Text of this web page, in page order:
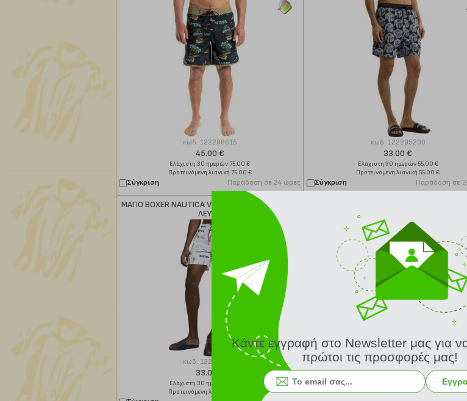
κωδ. 122296615
45.00 €
Ελάχιστη 30 ημερών 75.00 €
Προτεινόμενη λιανική 75.00 €
Σύγκριση Παράδοση σε 24 ώρες
κωδ. 122295200
33.00 €
Ελάχιστη 30 ημερών 55.00 €
Προτεινόμενη λιανική 55.00 €
Σύγκριση Παράδοση σε
ΜΑΓΙΟ BOXER NAUTICA VLADIMIR N1R02895 908
ΛΕΥΚΟ
κωδ. 122295061
33.00 €
Ελάχιστη 30 ημερών 55.00 €
Προτεινόμενη λιανική 55.00 €
κωδ.122294862
54.00 €
Ελάχιστη 30 ημερών 90.00 €
Προτεινόμενη λιανική 90.00 €
Κάντε εγγραφή στο Newsletter μας για
πρώτοι τις προσφορές μας!